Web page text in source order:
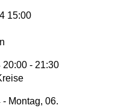
15:00
20:00 - 21:30
Montag, 06.